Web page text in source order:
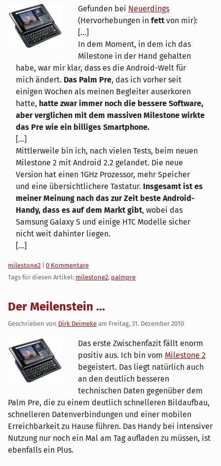
Gefunden bei Neuerdings
(Hervorhebungen in fett von mir):
[...]
In dem Moment, in dem ich das
Milestone in der Hand gehalten
habe, war mir klar, dass es die Android-Welt für
mich ändert. Das Palm Pre, das ich vorher seit
einigen Wochen als meinen Begleiter auserkoren
hatte, hatte zwar immer noch die bessere Software,
aber verglichen mit dem massiven Milestone wirkte
das Pre wie ein billiges Smartphone.
[...]
Mittlerweile bin ich, nach vielen Tests, beim neuen
Milestone 2 mit Android 2.2 gelandet. Die neue
Version hat einen 1GHz Prozessor, mehr Speicher
und eine übersichtlichere Tastatur. Insgesamt ist es
meiner Meinung nach das zur Zeit beste Android-
Handy, dass es auf dem Markt gibt, wobei das
Samsung Galaxy S und einige HTC Modelle sicher
nicht weit dahinter liegen.
[...]
Kategorien:
milestone2
0 Kommentare
Tags für diesen Artikel: milestone2, palmpre
Der Meilenstein ...
Geschrieben von Dirk Deimeke am Freitag, 31. Dezember 2010
Das erste Zwischenfazit fällt enorm
positiv aus. Ich bin vom Milestone 2
begeistert. Das liegt natürlich auch
an den deutlich besseren
technischen Daten gegenüber dem
Palm Pre, die zu einem deutlich schnelleren Bildaufbau,
schnelleren Datenverbindungen und einer mobilen
Erreichbarkeit zu Hause führen. Das Handy bei intensiver
Nutzung nur noch ein Mal am Tag aufladen zu müssen, ist
ebenfalls ein Plus.